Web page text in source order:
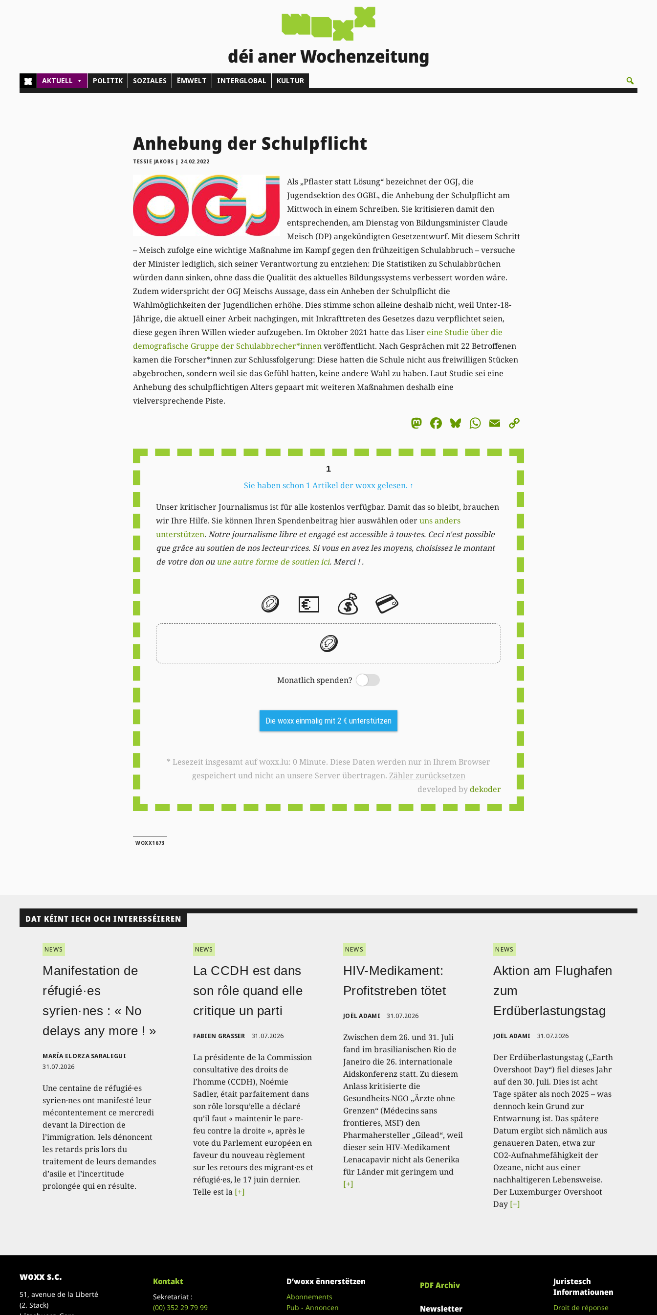
déi aner Wochenzeitung
AKTUELL POLITIK SOZIALES ËMWELT INTERGLOBAL KULTUR
Anhebung der Schulpflicht
TESSIE JAKOBS | 24.02.2022
Als „Pflaster statt Lösung“ bezeichnet der OGJ, die
Jugendsektion des OGBL, die Anhebung der Schulpflicht am
Mittwoch in einem Schreiben. Sie kritisieren damit den
entsprechenden, am Dienstag von Bildungsminister Claude
Meisch (DP) angekündigten Gesetzentwurf. Mit diesem Schritt
– Meisch zufolge eine wichtige Maßnahme im Kampf gegen den frühzeitigen Schulabbruch – versuche
der Minister lediglich, sich seiner Verantwortung zu entziehen: Die Statistiken zu Schulabbrüchen
würden dann sinken, ohne dass die Qualität des aktuelles Bildungssystems verbessert worden wäre.
Zudem widerspricht der OGJ Meischs Aussage, dass ein Anheben der Schulpflicht die
Wahlmöglichkeiten der Jugendlichen erhöhe. Dies stimme schon alleine deshalb nicht, weil Unter-18-
Jährige, die aktuell einer Arbeit nachgingen, mit Inkrafttreten des Gesetzes dazu verpflichtet seien,
diese gegen ihren Willen wieder aufzugeben. Im Oktober 2021 hatte das Lisereine Studie über die
demografische Gruppe der Schulabbrecher*innenveröffentlicht. Nach Gesprächen mit 22 Betroffenen
kamen die Forscher*innen zur Schlussfolgerung: Diese hatten die Schule nicht aus freiwilligen Stücken
abgebrochen, sondern weil sie das Gefühl hatten, keine andere Wahl zu haben. Laut Studie sei eine
Anhebung des schulpflichtigen Alters gepaart mit weiteren Maßnahmen deshalb eine
vielversprechende Piste.
Mastodon
Facebook
Bluesky
WhatsApp
Email
1
Sie haben schon 1 Artikel der woxx gelesen. ↑
Unser kritischer Journalismus ist für alle kostenlos verfügbar. Damit das so bleibt, brauchen
wir Ihre Hilfe. Sie können Ihren Spendenbeitrag hier auswählen oderuns anders
unterstützen. Notre journalisme libre et engagé est accessible à tous·tes. Ceci n'est possible
que grâce au soutien de nos lecteur·rices. Si vous en avez les moyens, choisissez le montant
de votre don ou une autre forme de soutien ici. Merci ! .
🪙 💶 💰 💳
🪙
Monatlich spenden?
Switch
Die woxx einmalig mit 2 € unterstützen
* Lesezeit insgesamt auf woxx.lu: 0 Minute. Diese Daten werden nur in Ihrem Browser
gespeichert und nicht an unsere Server übertragen. Zähler zurücksetzen
developed bydekoder
WOXX1673
DAT KÉINT IECH OCH INTERESSÉIEREN
NEWS
Manifestation de
réfugié·es
syrien·nes : « No
delays any more ! »
MARÍA ELORZA SARALEGUI
31.07.2026
Une centaine de réfugié·es
syrien·nes ont manifesté leur
mécontentement ce mercredi
devant la Direction de
l’immigration. Iels dénoncent
les retards pris lors du
traitement de leurs demandes
d’asile et l’incertitude
prolongée qui en résulte.
NEWS
La CCDH est dans
son rôle quand elle
critique un parti
FABIEN GRASSER 31.07.2026
La présidente de la Commission
consultative des droits de
l’homme (CCDH), Noémie
Sadler, était parfaitement dans
son rôle lorsqu’elle a déclaré
qu’il faut « maintenir le pare-
feu contre la droite », après le
vote du Parlement européen en
faveur du nouveau règlement
sur les retours des migrant·es et
réfugié·es, le 17 juin dernier.
Telle est la [+]
NEWS
HIV-Medikament:
Profitstreben tötet
JOËL ADAMI 31.07.2026
Zwischen dem 26. und 31. Juli
fand im brasilianischen Rio de
Janeiro die 26. internationale
Aidskonferenz statt. Zu diesem
Anlass kritisierte die
Gesundheits-NGO „Ärzte ohne
Grenzen“ (Médecins sans
frontieres, MSF) den
Pharmahersteller „Gilead“, weil
dieser sein HIV-Medikament
Lenacapavir nicht als Generika
für Länder mit geringem und
[+]
NEWS
Aktion am Flughafen
zum
Erdüberlastungstag
JOËL ADAMI 31.07.2026
Der Erdüberlastungstag („Earth
Overshoot Day“) fiel dieses Jahr
auf den 30. Juli. Dies ist acht
Tage später als noch 2025 – was
dennoch kein Grund zur
Entwarnung ist. Das spätere
Datum ergibt sich nämlich aus
genaueren Daten, etwa zur
CO2-Aufnahmefähigkeit der
Ozeane, nicht aus einer
nachhaltigeren Lebensweise.
Der Luxemburger Overshoot
Day [+]
woxx s.c.
51, avenue de la Liberté
(2. Stack)
Kontakt
Sekretariat :
(00)352 29 79 99
D’woxx ënnerstëtzen
Abonnements
Pub - Annoncen
PDF Archiv
Newsletter
Juristesch
Informatiounen
Droit de réponse